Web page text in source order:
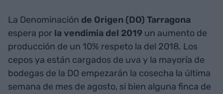
La Denominación de Origen (DO) Tarragona
espera por la vendimia del 2019 un aumento de
producción de un 10% respeto la del 2018. Los
cepos ya están cargados de uva y la mayoría de
bodegas de la DO empezarán la cosecha la última
semana de mes de agosto, si bien alguna finca de